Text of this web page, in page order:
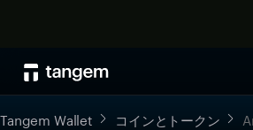
Tangem Wallet コインとトークン